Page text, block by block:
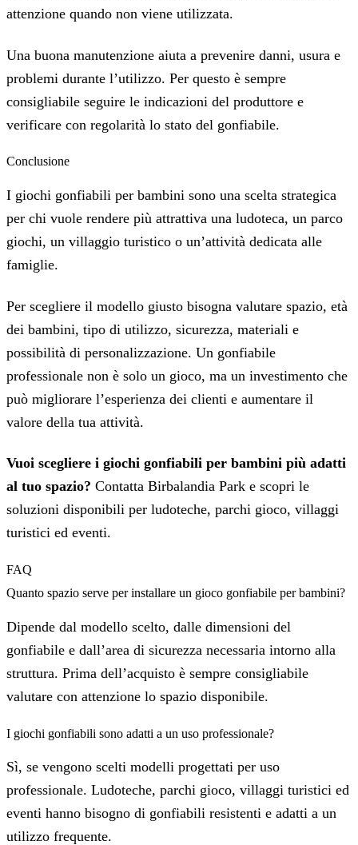
attenzione quando non viene utilizzata.
Una buona manutenzione aiuta a prevenire danni, usura e
problemi durante l’utilizzo. Per questo è sempre
consigliabile seguire le indicazioni del produttore e
verificare con regolarità lo stato del gonfiabile.
Conclusione
I giochi gonfiabili per bambini sono una scelta strategica
per chi vuole rendere più attrattiva una ludoteca, un parco
giochi, un villaggio turistico o un’attività dedicata alle
famiglie.
Per scegliere il modello giusto bisogna valutare spazio, età
dei bambini, tipo di utilizzo, sicurezza, materiali e
possibilità di personalizzazione. Un gonfiabile
professionale non è solo un gioco, ma un investimento che
può migliorare l’esperienza dei clienti e aumentare il
valore della tua attività.
Vuoi scegliere i giochi gonfiabili per bambini più adatti
al tuo spazio? Contatta Birbalandia Park e scopri le
soluzioni disponibili per ludoteche, parchi gioco, villaggi
turistici ed eventi.
FAQ
Quanto spazio serve per installare un gioco gonfiabile per bambini?
Dipende dal modello scelto, dalle dimensioni del
gonfiabile e dall’area di sicurezza necessaria intorno alla
struttura. Prima dell’acquisto è sempre consigliabile
valutare con attenzione lo spazio disponibile.
I giochi gonfiabili sono adatti a un uso professionale?
Sì, se vengono scelti modelli progettati per uso
professionale. Ludoteche, parchi gioco, villaggi turistici ed
eventi hanno bisogno di gonfiabili resistenti e adatti a un
utilizzo frequente.